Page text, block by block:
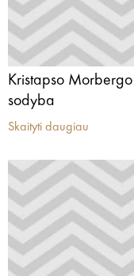
Kristapso
sodyba
Skaityti daugiau